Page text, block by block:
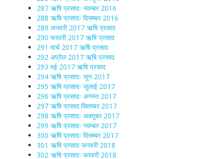
287 ऋषि प्रसादः नवम्बर 2016
288 ऋषि प्रसादः दिसम्बर 2016
289 जनवरी 2017 ऋषि प्रसाद
290 फरवरी 2017 ऋषि प्रसाद
291 मार्च 2017 ऋषि प्रसाद
292 अप्रैल 2017 ऋषि प्रसाद
293 मई 2017 ऋषि प्रसाद
294 ऋषि प्रसादः जून 2017
295 ऋषि प्रसादः जुलाई 2017
296 ऋषि प्रसादः अगस्त 2017
297 ऋषि प्रसाद सितम्बर 2017
298 ऋषि प्रसादः अक्तूबर 2017
299 ऋषि प्रसादः नवम्बर 2017
300 ऋषि प्रसादः दिसम्बर 2017
301 ऋषि प्रसाद जनवरी 2018
302 ऋषि प्रसादः फरवरी 2018